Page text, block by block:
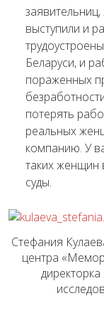
выступили и
Беларуси, и
пораженных
потерять
реальных
компанию. У
таких женщин
суды.
Стефания
центра